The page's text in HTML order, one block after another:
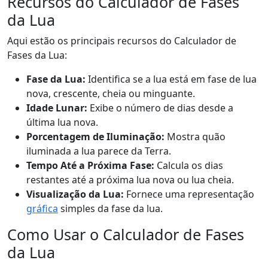
da Lua
Aqui estão os principais recursos do Calculador de
Fases da Lua:
Fase da Lua: Identifica se a lua está em fase de lua
nova, crescente, cheia ou minguante.
Idade Lunar: Exibe o número de dias desde a
última lua nova.
Porcentagem de Iluminação: Mostra quão
iluminada a lua parece da Terra.
Tempo Até a Próxima Fase: Calcula os dias
restantes até a próxima lua nova ou lua cheia.
Visualização da Lua: Fornece uma representação
gráfica simples da fase da lua.
Como Usar o Calculador de Fases
da Lua